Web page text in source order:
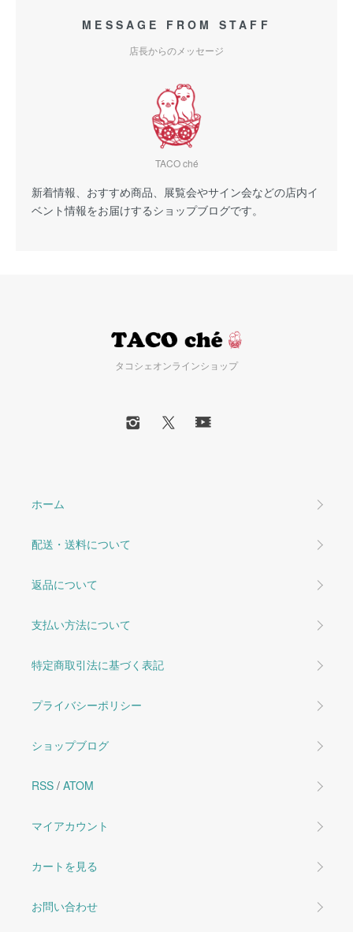
MESSAGE FROM STAFF
店長からのメッセージ
TACO ché
新着情報、おすすめ商品、展覧会やサイン会などの店内イ
ベント情報をお届けするショップブログです。
タコシェオンラインショップ
ホーム
配送・送料について
返品について
支払い方法について
特定商取引法に基づく表記
プライバシーポリシー
ショップブログ
RSS / ATOM
マイアカウント
カートを見る
お問い合わせ